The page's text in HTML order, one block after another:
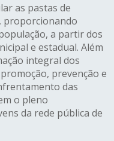
as pastas de
proporcionando
a partir dos
e estadual. Além
integral dos
prevenção e
das
o pleno
da rede pública de